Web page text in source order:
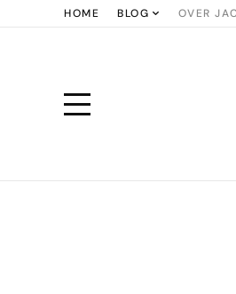
HOME BLOG OVER